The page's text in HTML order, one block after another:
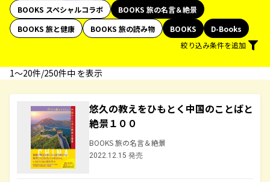
BOOKS スペシャルコラボ
BOOKS 旅の名言＆絶景
BOOKS 旅と健康
BOOKS 旅の読み物 BOOKS
D-Books
絞り込み条件を追加
1〜20件/250件中 を表示
悠久の教えをひもとく中国のことばと
絶景１００
BOOKS 旅の名言＆絶景
2022.12.15 発売